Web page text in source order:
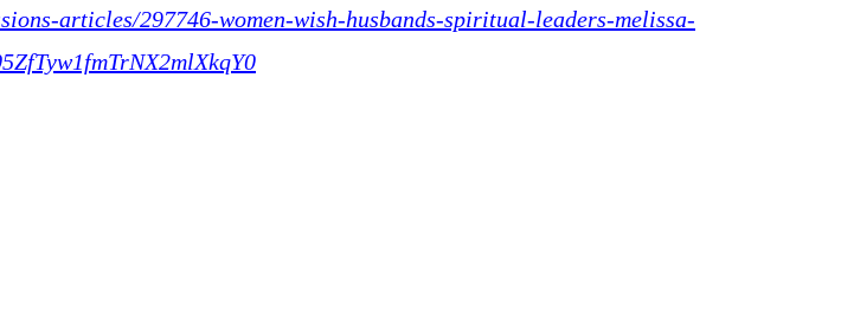
articles/297746-women-wish-husbands-spiritual-leaders-melissa-